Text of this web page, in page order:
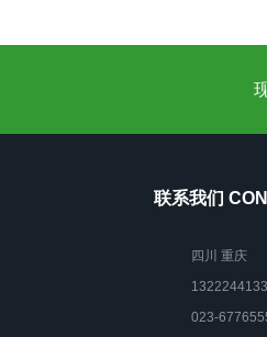
联系我们
四川 重庆
023-